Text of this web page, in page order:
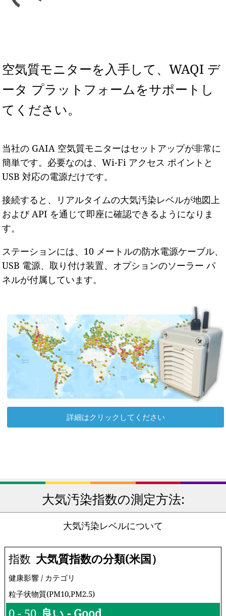
空気質モニターを入手して、WAQI デ
ータ プラットフォームをサポートし
てください。
当社の GAIA 空気質モニターはセットアップが非常に
簡単です。必要なのは、Wi-Fi アクセス ポイントと
USB 対応の電源だけです。
接続すると、リアルタイムの大気汚染レベルが地図上
および API を通じて即座に確認できるようになりま
す。
ステーションには、10 メートルの防水電源ケーブル、
USB 電源、取り付け装置、オプションのソーラー パ
ネルが付属しています。
詳細はクリックしてください
大気汚染指数の測定方法:
大気汚染レベルについて
指数 大気質指数の分類(米国）
健康影響 / カテゴリ
粒子状物質(PM10,PM2.5)